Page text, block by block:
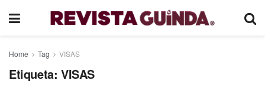
Home Tag VISAS
Etiqueta: VISAS